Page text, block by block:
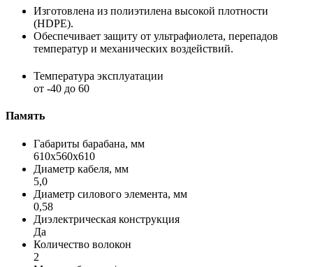
Изготовлена из полиэтилена высокой плотности
(HDPE).
Обеспечивает защиту от ультрафиолета, перепадов
температур и механических воздействий.
Температура эксплуатации
от -40 до 60
Память
Габариты барабана, мм
610x560x610
Диаметр кабеля, мм
5,0
Диаметр силового элемента, мм
0,58
Диэлектрическая конструкция
Да
Количество волокон
2